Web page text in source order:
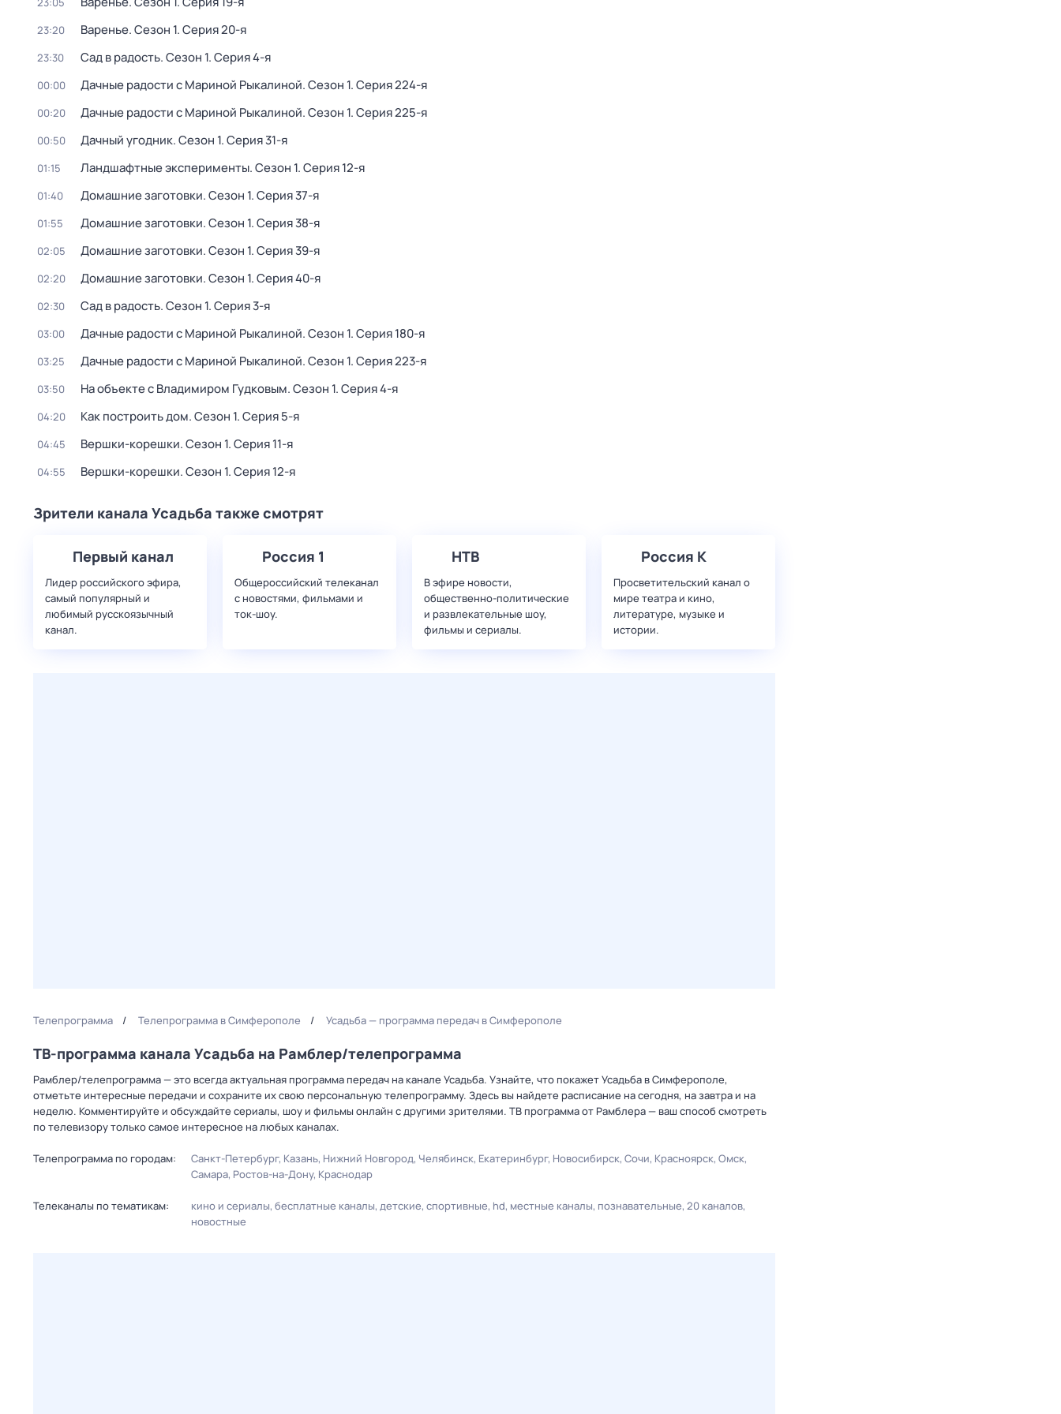
23:20 Варенье. Сезон 1. Серия 20-я
23:30 Сад в радость. Сезон 1. Серия 4-я
00:00 Дачные радости с Мариной Рыкалиной. Сезон 1. Серия 224-я
00:20 Дачные радости с Мариной Рыкалиной. Сезон 1. Серия 225-я
00:50 Дачный угодник. Сезон 1. Серия 31-я
01:15 Ландшафтные эксперименты. Сезон 1. Серия 12-я
01:40 Домашние заготовки. Сезон 1. Серия 37-я
01:55 Домашние заготовки. Сезон 1. Серия 38-я
02:05 Домашние заготовки. Сезон 1. Серия 39-я
02:20 Домашние заготовки. Сезон 1. Серия 40-я
02:30 Сад в радость. Сезон 1. Серия 3-я
03:00 Дачные радости с Мариной Рыкалиной. Сезон 1. Серия 180-я
03:25 Дачные радости с Мариной Рыкалиной. Сезон 1. Серия 223-я
03:50 На объекте с Владимиром Гудковым. Сезон 1. Серия 4-я
04:20 Как построить дом. Сезон 1. Серия 5-я
04:45 Вершки-корешки. Сезон 1. Серия 11-я
04:55 Вершки-корешки. Сезон 1. Серия 12-я
Зрители канала Усадьба также смотрят
Первый канал
Лидер российского эфира,
самый популярный и
любимый русскоязычный
канал.
Россия 1
Общероссийский телеканал
с новостями, фильмами и
ток-шоу.
НТВ
В эфире новости,
общественно-политические
и развлекательные шоу,
фильмы и сериалы.
Россия К
Просветительский канал о
мире театра и кино,
литературе, музыке и
истории.
Телепрограмма Телепрограмма в Симферополе Усадьба — программа передач в Симферополе
ТВ-программа канала Усадьба на Рамблер/телепрограмма
Рамблер/телепрограмма — это всегда актуальная программа передач на канале Усадьба. Узнайте, что покажет Усадьба в Симферополе,
отметьте интересные передачи и сохраните их свою персональную телепрограмму. Здесь вы найдете расписание на сегодня, на завтра и на
неделю. Комментируйте и обсуждайте сериалы, шоу и фильмы онлайн с другими зрителями. ТВ программа от Рамблера — ваш способ смотреть
по телевизору только самое интересное на любых каналах.
Телепрограмма по городам: Санкт-Петербург Казань Нижний Новгород Челябинск Екатеринбург Новосибирск Сочи Красноярск Омск
Самара Ростов-на-Дону Краснодар
Телеканалы по тематикам: кино и сериалы бесплатные каналы детские спортивные hd местные каналы познавательные 20 каналов
новостные